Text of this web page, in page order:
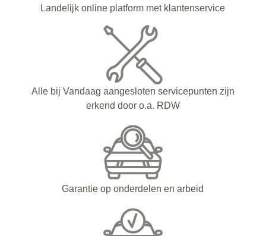
Landelijk online platform met klantenservice
Alle bij Vandaag aangesloten servicepunten zijn
erkend door o.a. RDW
Garantie op onderdelen en arbeid